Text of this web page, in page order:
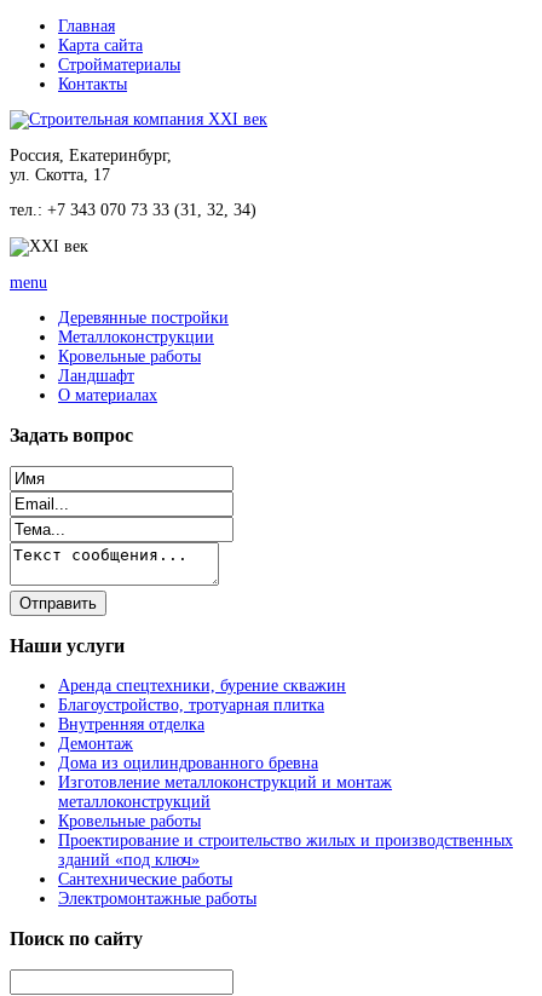
Главная
Карта сайта
Стройматериалы
Контакты
Россия, Екатеринбург,
ул. Скотта, 17
тел.: +7 343 070 73 33 (31, 32, 34)
menu
Деревянные постройки
Металлоконструкции
Кровельные работы
Ландшафт
О материалах
Задать вопрос
Наши услуги
Аренда спецтехники, бурение скважин
Благоустройство, тротуарная плитка
Внутренняя отделка
Демонтаж
Дома из оцилиндрованного бревна
Изготовление металлоконструкций и монтаж
металлоконструкций
Кровельные работы
Проектирование и строительство жилых и производственных
зданий «под ключ»
Сантехнические работы
Электромонтажные работы
Поиск по сайту